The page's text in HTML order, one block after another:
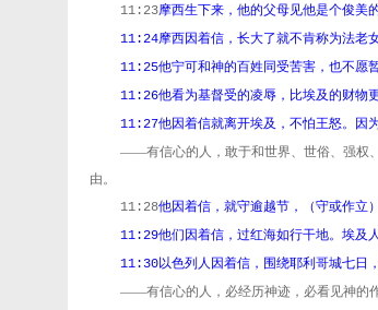
11:23摩西生下来，他的父母见他是个俊美
11:24摩西因着信，长大了就不肯称为法老
11:25他宁可和神的百姓同受苦害，也不愿
11:26他看为基督受的凌辱，比埃及的财物
11:27他因着信就离开埃及，不怕王怒。因
——有信心的人，敢于和世界、世俗、强权
由。
11:28他因着信，就守逾越节，（守或作立
11:29他们因着信，过红海如行干地。埃及
11:30以色列人因着信，围绕耶利哥城七日
——有信心的人，必经历神迹，必看见神的